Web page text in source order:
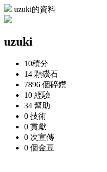
uzuki的資料
uzuki
10積分
14 顆鑽石
7896 個碎鑽
10 經驗
34 幫助
0 技術
0 貢獻
0 次宣傳
0 個金豆